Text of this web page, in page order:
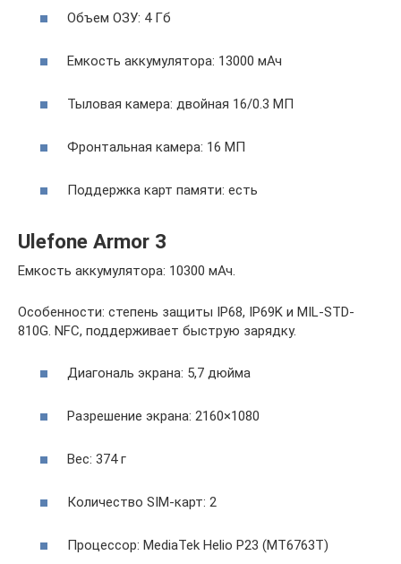
Объем ОЗУ: 4 Гб
Емкость аккумулятора: 13000 мАч
Тыловая камера: двойная 16/0.3 МП
Фронтальная камера: 16 МП
Поддержка карт памяти: есть
Ulefone Armor 3
Емкость аккумулятора: 10300 мАч.
Особенности: степень защиты IP68, IP69K и MIL-STD-
810G. NFC, поддерживает быструю зарядку.
Диагональ экрана: 5,7 дюйма
Разрешение экрана: 2160×1080
Вес: 374 г
Количество SIM-карт: 2
Процессор: MediaTek Helio P23 (MT6763T)